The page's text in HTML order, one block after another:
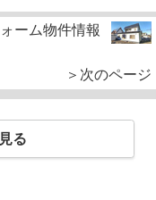
ーム物件情報
＞次のページ
る